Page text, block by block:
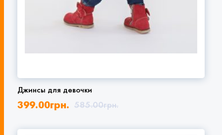
Джинсы для девочки
585.00грн.
399.00грн.